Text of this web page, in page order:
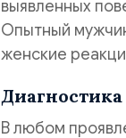
выявленных
Опытный
женские
В любом